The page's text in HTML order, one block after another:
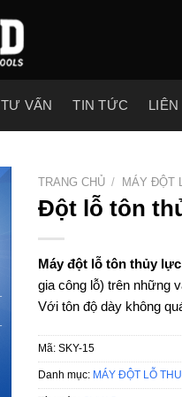
TƯ VẤN TIN TỨC LIÊN
TRANG CHỦ / MÁY ĐỘT
Đột lỗ tôn
Máy đột lỗ tôn thủy lực
gia công lỗ) trên những
Với tôn độ dày không
Mã: SKY-15
Danh mục: MÁY ĐỘT LỖ